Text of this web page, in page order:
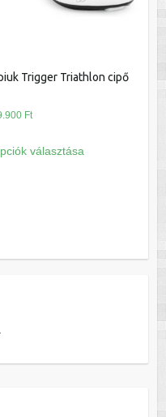
Trigger Triathlon cipő
Ft
választása
a